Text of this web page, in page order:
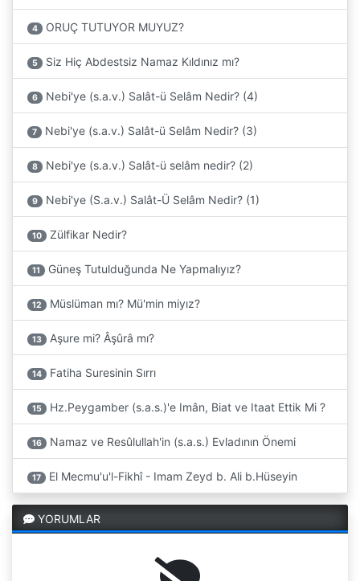
4 ORUÇ TUTUYOR MUYUZ?
5 Siz Hiç Abdestsiz Namaz Kıldınız mı?
6 Nebi'ye (s.a.v.) Salât-ü Selâm Nedir? (4)
7 Nebi'ye (s.a.v.) Salât-ü Selâm Nedir? (3)
8 Nebi'ye (s.a.v.) Salât-ü selâm nedir? (2)
9 Nebi'ye (S.a.v.) Salât-Ü Selâm Nedir? (1)
10 Zülfikar Nedir?
11 Güneş Tutulduğunda Ne Yapmalıyız?
12 Müslüman mı? Mü'min miyız?
13 Aşure mi? Âşûrâ mı?
14 Fatiha Suresinin Sırrı
15 Hz.Peygamber (s.a.s.)'e Imân, Biat ve Itaat Ettik Mi ?
16 Namaz ve Resûlullah'in (s.a.s.) Evladının Önemi
17 El Mecmu'u'l-Fikhî - Imam Zeyd b. Ali b.Hüseyin
YORUMLAR